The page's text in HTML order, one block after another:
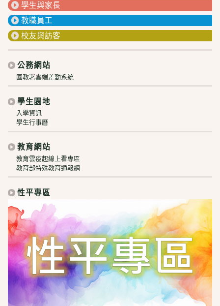
學生與家長
教職員工
校友與訪客
公務網站
國教署雲端差勤系統
學生園地
入學資訊
學生行事曆
教育網站
教育雲疫起線上看專區
教育部特殊教育通報網
性平專區